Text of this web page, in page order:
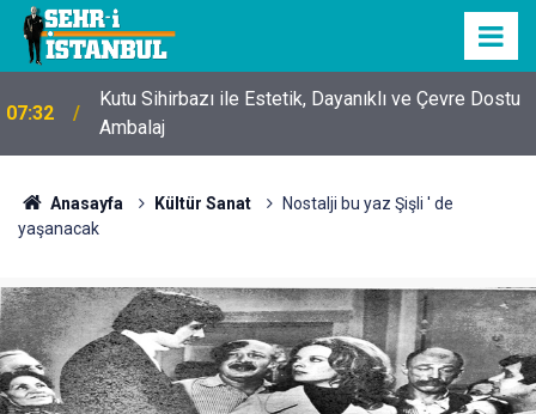
07:32
Kutu Sihirbazı ile Estetik, Dayanıklı ve Çevre Dostu
Ambalaj
Anasayfa Kültür Sanat
Nostalji bu yaz Şişli ' de
yaşanacak